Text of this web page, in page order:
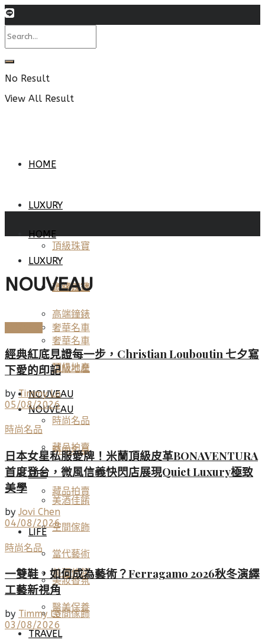
No Result
View All Result
HOME
LUXURY
頂級珠寶
高端鐘錶
奢華名車
頂級地產
NOUVEAU
時尚名品
藏品拍賣
LIFE
美酒佳餚
空間傢飾
HOME
LUXURY
頂級珠寶
高端鐘錶
奢華名車
頂級地產
NOUVEAU
時尚名品
藏品拍賣
LIFE
美酒佳餚
空間傢飾
當代藝術
美妝香氛
醫美保養
TRAVEL
NOUVEAU
經典紅底見證每一步，Christian Louboutin 七夕寫
下愛的印記
by Timmy Lo
05/08/2026
時尚名品
日本女星私服愛牌！米蘭頂級皮革BONAVENTURA
首度登台，微風信義快閃店展現Quiet Luxury極致
美學
by Jovi Chen
04/08/2026
時尚名品
一雙鞋，如何成為藝術？Ferragamo 2026秋冬演繹
工藝新視角
by Timmy Lo
03/08/2026